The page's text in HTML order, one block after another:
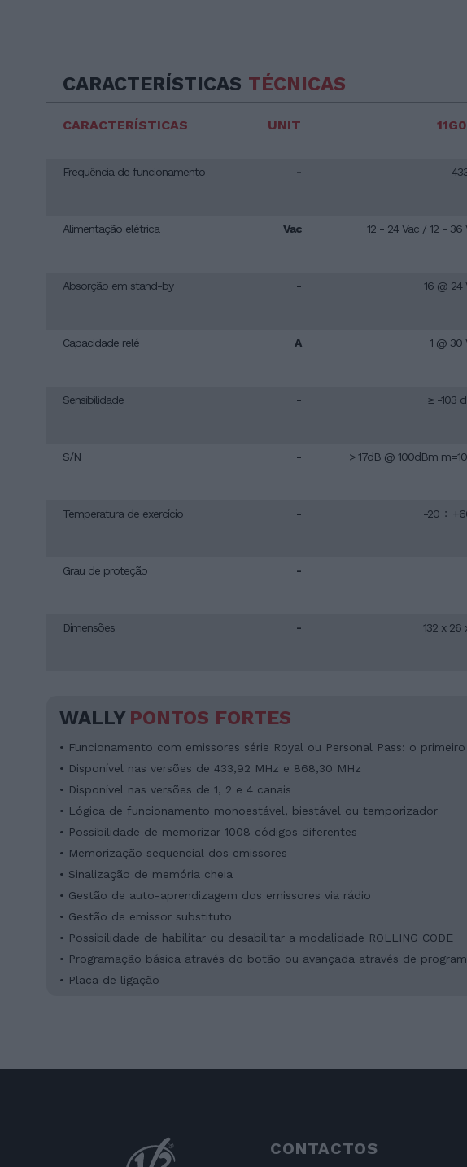
CARACTERÍSTICAS TÉCNICAS
CARACTERÍSTICAS
Frequência de funcionamento
Alimentação elétrica
Absorção em stand-by
Capacidade relé
Sensibilidade
S/N
Temperatura de exercício
Grau de proteção
Dimensões
UNIT
-
Vac
-
A
-
-
-
-
-
12 - 24 Vac / 12 - 36
16 @ 24
1 @ 30
≥ -103
> 17dB @ 100dBm
-20 ÷
132 x 26
WALLY PONTOS FORTES
• Funcionamento com emissores série Royal ou Personal Pass: o
• Disponível nas versões de 433,92 MHz e 868,30 MHz
• Disponível nas versões de 1, 2 e 4 canais
• Lógica de funcionamento monoestável, biestável ou temporizador
• Possibilidade de memorizar 1008 códigos diferentes
• Memorização sequencial dos emissores
• Sinalização de memória cheia
• Gestão de auto-aprendizagem dos emissores via rádio
• Gestão de emissor substituto
• Possibilidade de habilitar ou desabilitar a modalidade ROLLING CODE
• Programação básica através do botão ou avançada através de
• Placa de ligação
CONTACTOS